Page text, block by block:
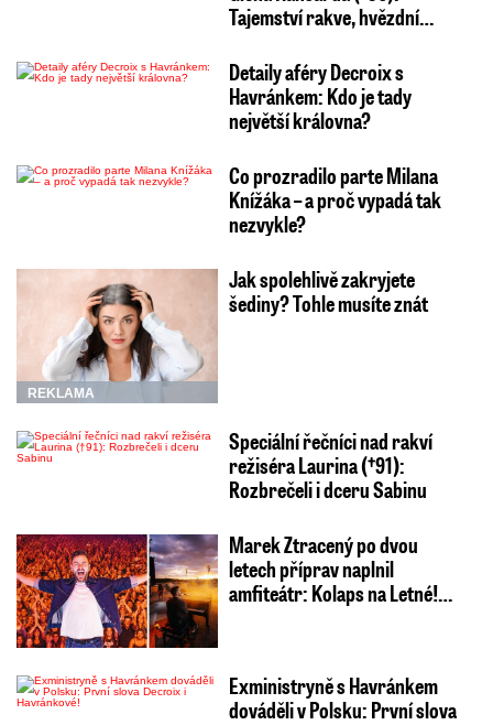
Tajemství rakve, hvězdní…
Detaily aféry Decroix s
Havránkem: Kdo je tady
největší královna?
Co prozradilo parte Milana
Knížáka – a proč vypadá tak
nezvykle?
REKLAMA
Jak spolehlivě zakryjete
šediny? Tohle musíte znát
Speciální řečníci nad rakví
režiséra Laurina (†91):
Rozbrečeli i dceru Sabinu
Marek Ztracený po dvou
letech příprav naplnil
amfiteátr: Kolaps na Letné!…
Exministryně s Havránkem
dováděli v Polsku: První slova